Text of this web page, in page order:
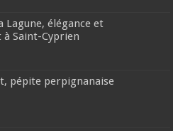
Lagune, élégance et
à Saint-Cyprien
pépite perpignanaise